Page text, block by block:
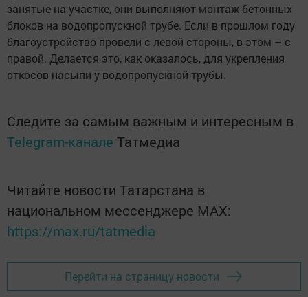
занятые на участке, они выполняют монтаж бетонных
блоков на водопропускной трубе. Если в прошлом году
благоустройство провели с левой стороны, в этом – с
правой. Делается это, как оказалось, для укрепления
откосов насыпи у водопропускной трубы.
Следите за самым важным и интересным в
Telegram-канале Татмедиа
Читайте новости Татарстана в
национальном мессенджере MАХ:
https://max.ru/tatmedia
Перейти на страницу новости